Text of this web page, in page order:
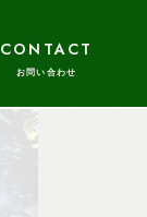
CONTACT